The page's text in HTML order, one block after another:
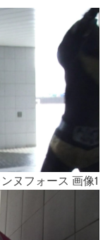
ヌフォース 画像1